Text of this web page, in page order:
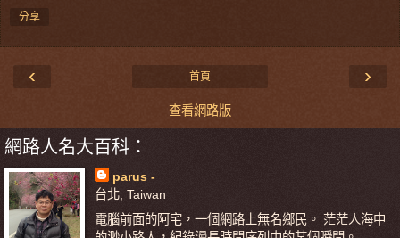
分享
‹ ›
首頁
查看網路版
網路人名大百科：
parus -
台北, Taiwan
電腦前面的阿宅，一個網路上無名鄉民。 茫茫人海中